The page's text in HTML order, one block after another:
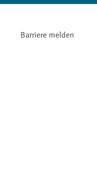
Barriere melden